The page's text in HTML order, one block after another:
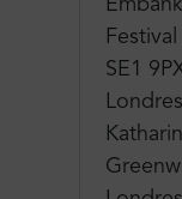
SE1